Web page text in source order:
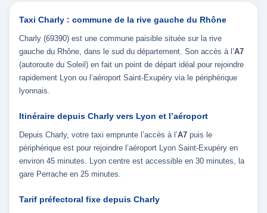
Taxi Charly : commune de la rive gauche du Rhône
Charly (69390) est une commune paisible située sur la rive
gauche du Rhône, dans le sud du département. Son accès à l’A7
(autoroute du Soleil) en fait un point de départ idéal pour rejoindre
rapidement Lyon ou l’aéroport Saint-Exupéry via le périphérique
lyonnais.
Itinéraire depuis Charly vers Lyon et l’aéroport
Depuis Charly, votre taxi emprunte l’accès à l’A7 puis le
périphérique est pour rejoindre l’aéroport Lyon Saint-Exupéry en
environ 45 minutes. Lyon centre est accessible en 30 minutes, la
gare Perrache en 25 minutes.
Tarif préfectoral fixe depuis Charly